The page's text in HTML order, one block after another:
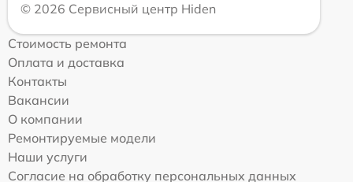
© 2026 Сервисный центр Hiden
Стоимость ремонта
Оплата и доставка
Контакты
Вакансии
О компании
Ремонтируемые модели
Наши услуги
Согласие на обработку персональных данных